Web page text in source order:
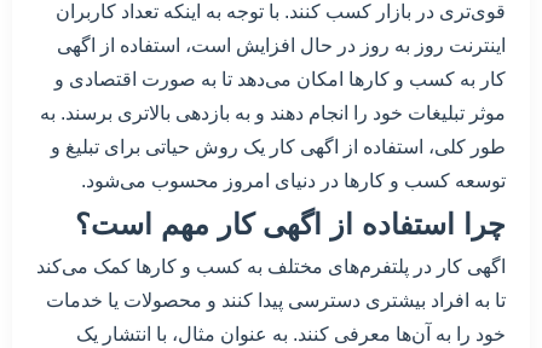
قوی‌تری در بازار کسب کنند. با توجه به اینکه تعداد کاربران
اینترنت روز به روز در حال افزایش است، استفاده از اگهی
کار به کسب و کارها امکان می‌دهد تا به صورت اقتصادی و
موثر تبلیغات خود را انجام دهند و به بازدهی بالاتری برسند. به
طور کلی، استفاده از اگهی کار یک روش حیاتی برای تبلیغ و
توسعه کسب و کارها در دنیای امروز محسوب می‌شود.
چرا استفاده از اگهی کار مهم است؟
اگهی کار در پلتفرم‌های مختلف به کسب و کارها کمک می‌کند
تا به افراد بیشتری دسترسی پیدا کنند و محصولات یا خدمات
خود را به آن‌ها معرفی کنند. به عنوان مثال، با انتشار یک